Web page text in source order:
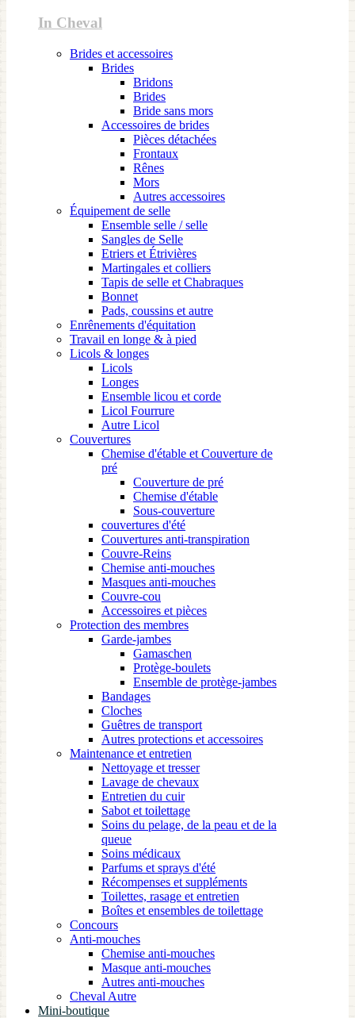
In Cheval
Brides et accessoires
Brides
Bridons
Brides
Bride sans mors
Accessoires de brides
Pièces détachées
Frontaux
Rênes
Mors
Autres accessoires
Équipement de selle
Ensemble selle / selle
Sangles de Selle
Etriers et Étrivières
Martingales et colliers
Tapis de selle et Chabraques
Bonnet
Pads, coussins et autre
Enrênements d'équitation
Travail en longe & à pied
Licols & longes
Licols
Longes
Ensemble licou et corde
Licol Fourrure
Autre Licol
Couvertures
Chemise d'étable et Couverture de
pré
Couverture de pré
Chemise d'étable
Sous-couverture
couvertures d'été
Couvertures anti-transpiration
Couvre-Reins
Chemise anti-mouches
Masques anti-mouches
Couvre-cou
Accessoires et pièces
Protection des membres
Garde-jambes
Gamaschen
Protège-boulets
Ensemble de protège-jambes
Bandages
Cloches
Guêtres de transport
Autres protections et accessoires
Maintenance et entretien
Nettoyage et tresser
Lavage de chevaux
Entretien du cuir
Sabot et toilettage
Soins du pelage, de la peau et de la
queue
Soins médicaux
Parfums et sprays d'été
Récompenses et suppléments
Toilettes, rasage et entretien
Boîtes et ensembles de toilettage
Concours
Anti-mouches
Chemise anti-mouches
Masque anti-mouches
Autres anti-mouches
Cheval Autre
Mini-boutique